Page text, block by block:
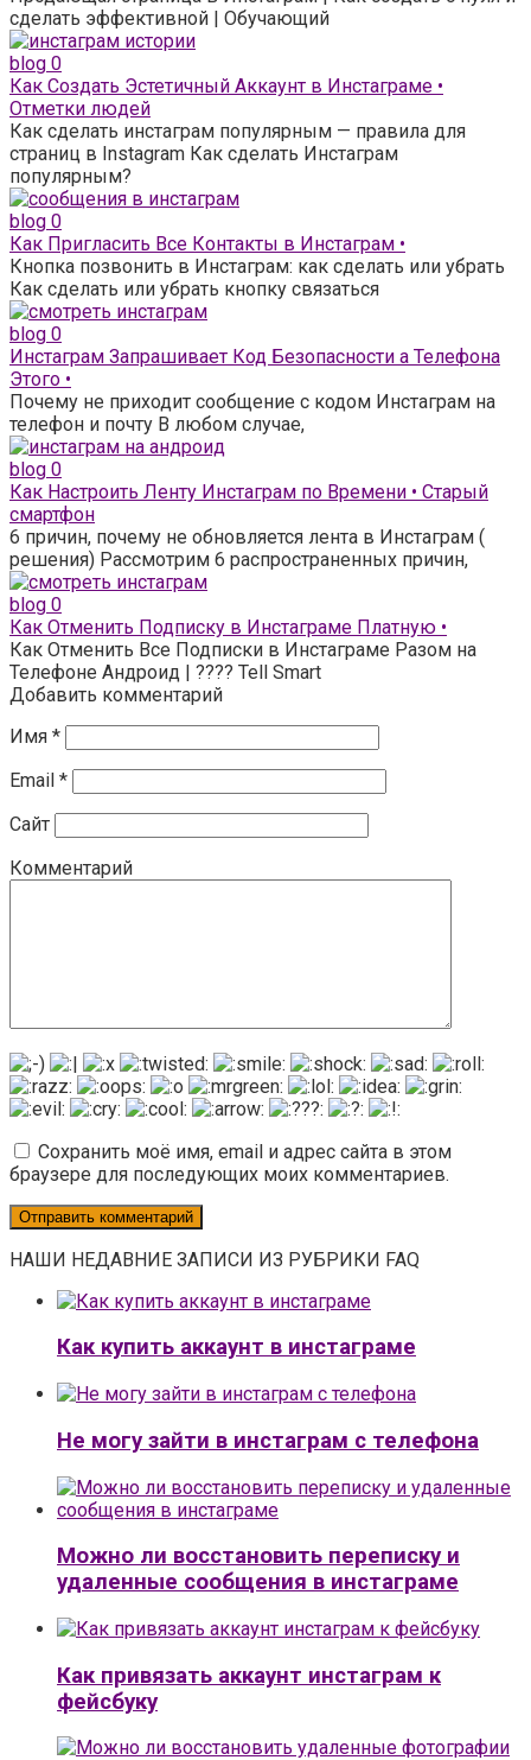
сделать эффективной | Обучающий
blog 0
Как Создать Эстетичный Аккаунт в Инстаграме •
Отметки людей
Как сделать инстаграм популярным — правила для
страниц в Instagram Как сделать Инстаграм
популярным?
blog 0
Как Пригласить Все Контакты в Инстаграм •
Кнопка позвонить в Инстаграм: как сделать или убрать
Как сделать или убрать кнопку связаться
blog 0
Инстаграм Запрашивает Код Безопасности а Телефона
Этого •
Почему не приходит сообщение с кодом Инстаграм на
телефон и почту В любом случае,
blog 0
Как Настроить Ленту Инстаграм по Времени • Старый
смартфон
6 причин, почему не обновляется лента в Инстаграм (
решения) Рассмотрим 6 распространенных причин,
blog 0
Как Отменить Подписку в Инстаграме Платную •
Как Отменить Все Подписки в Инстаграме Разом на
Телефоне Андроид | ???? Tell Smart
Добавить комментарий
Имя *
Email *
Сайт
Комментарий
Сохранить моё имя, email и адрес сайта в этом
браузере для последующих моих комментариев.
НАШИ НЕДАВНИЕ ЗАПИСИ ИЗ РУБРИКИ FAQ
Как купить аккаунт в инстаграме
Не могу зайти в инстаграм с телефона
Можно ли восстановить переписку и
удаленные сообщения в инстаграме
Как привязать аккаунт инстаграм к
фейсбуку